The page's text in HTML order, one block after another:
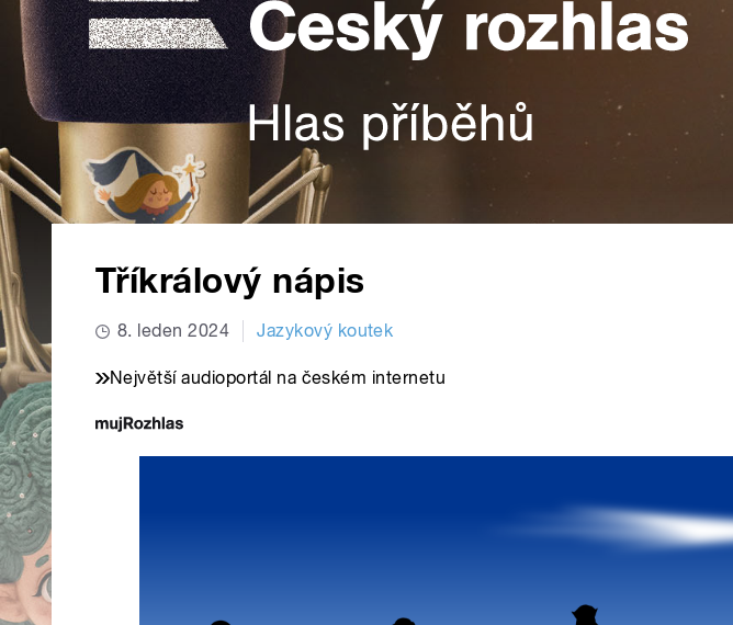
Tříkrálový nápis
8. leden 2024 Jazykový koutek
Největší audioportál na českém internetu